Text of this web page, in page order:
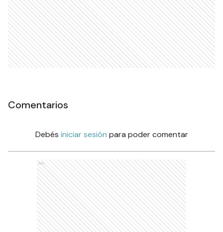
Comentarios
Debés iniciar sesión para poder comentar
Ads